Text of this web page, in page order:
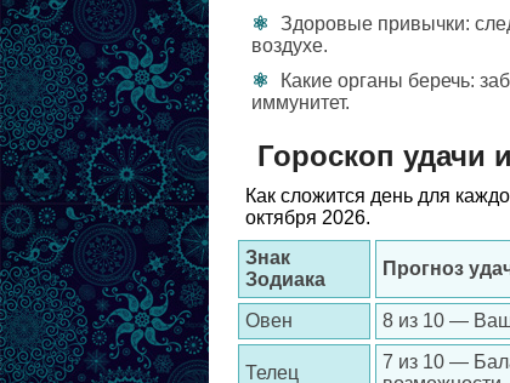
Здоровые привычки:
воздухе.
Какие органы беречь:
иммунитет.
Гороскоп удачи
Как сложится день для
октября 2026.
Знак
Зодиака
Прогноз
Овен 8 из 10 —
Телец
7 из 10 —